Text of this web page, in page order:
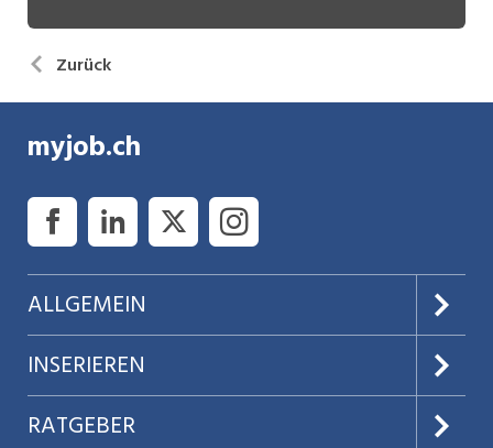
Zurück
myjob.ch
ALLGEMEIN
Über uns
AGB
INSERIEREN
Preise & Leistungen
RATGEBER